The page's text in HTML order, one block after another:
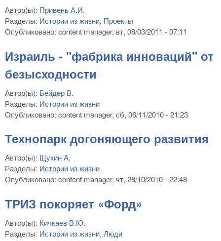
Автор(ы): Привень А.И.
Разделы: Истории из жизни, Проекты
Опубликовано: content manager, вт, 08/03/2011 - 07:11
Израиль - "фабрика инноваций" от
безысходности
Автор(ы): Бейдер В.
Разделы: Истории из жизни
Опубликовано: content manager, сб, 06/11/2010 - 21:23
Технопарк догоняющего развития
Автор(ы): Щукин А.
Разделы: Истории из жизни
Опубликовано: content manager, чт, 28/10/2010 - 22:48
ТРИЗ покоряет «Форд»
Автор(ы): Кичкаев В.Ю.
Разделы: Истории из жизни, Люди